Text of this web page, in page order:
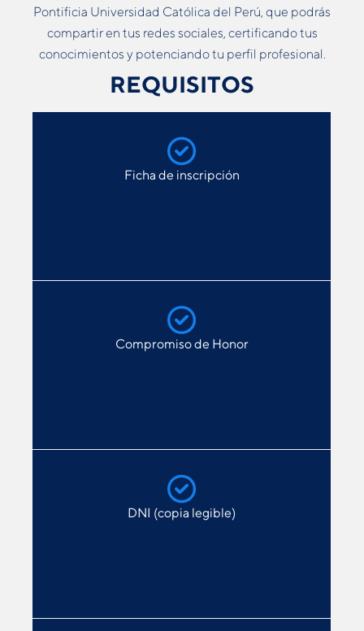
Pontificia Universidad Católica del Perú, que podrás
compartir en tus redes sociales, certificando tus
conocimientos y potenciando tu perfil profesional.
REQUISITOS
Ficha de inscripción
Compromiso de Honor
DNI (copia legible)